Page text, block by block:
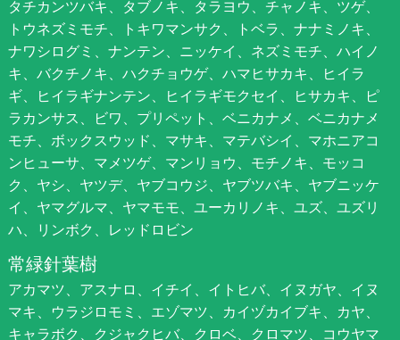
タチカンツバキ、タブノキ、タラヨウ、チャノキ、ツゲ、
トウネズミモチ、トキワマンサク、トベラ、ナナミノキ、
ナワシログミ、ナンテン、ニッケイ、ネズミモチ、ハイノ
キ、バクチノキ、ハクチョウゲ、ハマヒサカキ、ヒイラ
ギ、ヒイラギナンテン、ヒイラギモクセイ、ヒサカキ、ピ
ラカンサス、ビワ、プリペット、ベニカナメ、ベニカナメ
モチ、ボックスウッド、マサキ、マテバシイ、マホニアコ
ンヒューサ、マメツゲ、マンリョウ、モチノキ、モッコ
ク、ヤシ、ヤツデ、ヤブコウジ、ヤブツバキ、ヤブニッケ
イ、ヤマグルマ、ヤマモモ、ユーカリノキ、ユズ、ユズリ
ハ、リンボク、レッドロビン
常緑針葉樹
アカマツ、アスナロ、イチイ、イトヒバ、イヌガヤ、イヌ
マキ、ウラジロモミ、エゾマツ、カイヅカイブキ、カヤ、
キャラボク、クジャクヒバ、クロベ、クロマツ、コウヤマ